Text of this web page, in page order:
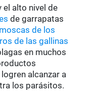
el alto nivel de
de garrapatas
moscas de los
de las gallinas
en muchos
alcanzar a
los parásitos.